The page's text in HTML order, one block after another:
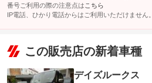
番号ご利用の際の注意点は こちら
IP電話、ひかり電話からはご利用いただけません。
この販売店の新着車種
デイズルークス